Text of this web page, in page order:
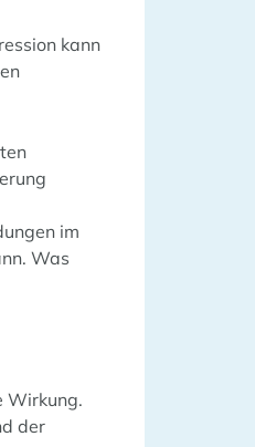
kann
im
Was
Wirkung.
der